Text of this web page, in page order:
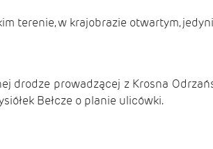
terenie, w krajobrazie otwartym,
drodze prowadzącej z Krosna
Bełcze o planie ulicówki.